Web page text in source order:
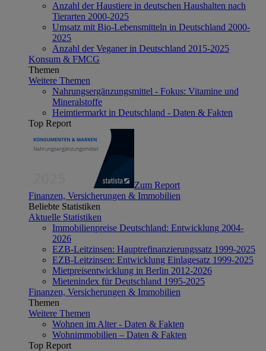
Anzahl der Haustiere in deutschen Haushalten nach
Tierarten 2000-2025
Umsatz mit Bio-Lebensmitteln in Deutschland 2000-
2025
Anzahl der Veganer in Deutschland 2015-2025
Konsum & FMCG
Themen
Weitere Themen
Nahrungsergänzungsmittel - Fokus: Vitamine und
Mineralstoffe
Heimtiermarkt in Deutschland - Daten & Fakten
Top Report
Zum Report
Finanzen, Versicherungen & Immobilien
Beliebte Statistiken
Aktuelle Statistiken
Immobilienpreise Deutschland: Entwicklung 2004-
2026
EZB-Leitzinsen: Hauptrefinanzierungssatz 1999-2025
EZB-Leitzinsen: Entwicklung Einlagesatz 1999-2025
Mietpreisentwicklung in Berlin 2012-2026
Mietenindex für Deutschland 1995-2025
Finanzen, Versicherungen & Immobilien
Themen
Weitere Themen
Wohnen im Alter - Daten & Fakten
Wohnimmobilien – Daten & Fakten
Top Report